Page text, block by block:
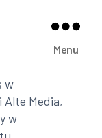
Menu
w
Media,
w